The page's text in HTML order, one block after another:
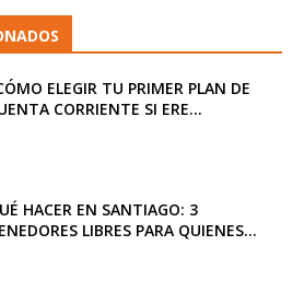
ELEGIR TU PRIMER PLAN DE
CORRIENTE SI ERE...
HACER EN SANTIAGO: 3
LIBRES PARA QUIENES...